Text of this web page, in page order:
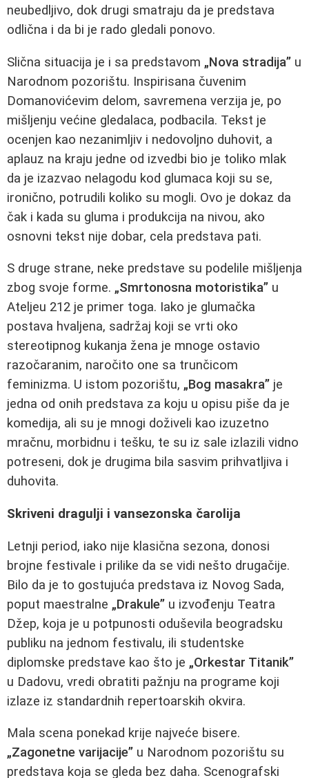
neubedljivo, dok drugi smatraju da je predstava
odlična i da bi je rado gledali ponovo.
Slična situacija je i sa predstavom „Nova stradija” u
Narodnom pozorištu. Inspirisana čuvenim
Domanovićevim delom, savremena verzija je, po
mišljenju većine gledalaca, podbacila. Tekst je
ocenjen kao nezanimljiv i nedovoljno duhovit, a
aplauz na kraju jedne od izvedbi bio je toliko mlak
da je izazvao nelagodu kod glumaca koji su se,
ironično, potrudili koliko su mogli. Ovo je dokaz da
čak i kada su gluma i produkcija na nivou, ako
osnovni tekst nije dobar, cela predstava pati.
S druge strane, neke predstave su podelile mišljenja
zbog svoje forme. „Smrtonosna motoristika” u
Ateljeu 212 je primer toga. Iako je glumačka
postava hvaljena, sadržaj koji se vrti oko
stereotipnog kukanja žena je mnoge ostavio
razočaranim, naročito one sa trunčicom
feminizma. U istom pozorištu, „Bog masakra” je
jedna od onih predstava za koju u opisu piše da je
komedija, ali su je mnogi doživeli kao izuzetno
mračnu, morbidnu i tešku, te su iz sale izlazili vidno
potreseni, dok je drugima bila sasvim prihvatljiva i
duhovita.
Skriveni dragulji i vansezonska čarolija
Letnji period, iako nije klasična sezona, donosi
brojne festivale i prilike da se vidi nešto drugačije.
Bilo da je to gostujuća predstava iz Novog Sada,
poput maestralne „Drakule” u izvođenju Teatra
Džep, koja je u potpunosti oduševila beogradsku
publiku na jednom festivalu, ili studentske
diplomske predstave kao što je „Orkestar Titanik”
u Dadovu, vredi obratiti pažnju na programe koji
izlaze iz standardnih repertoarskih okvira.
Mala scena ponekad krije najveće bisere.
„Zagonetne varijacije” u Narodnom pozorištu su
predstava koja se gleda bez daha. Scenografski